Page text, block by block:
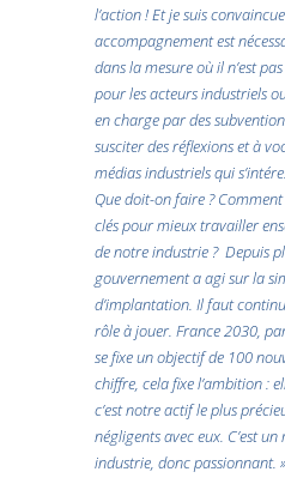
l’action ! Et je suis
accompagnement est
dans la mesure où il n’est
pour les acteurs industriels
en charge par des
susciter des réflexions et à
médias industriels qui
Que doit-on faire ?
clés pour mieux travailler
de notre industrie ? Depuis
gouvernement a agi sur la
d’implantation. Il faut
rôle à jouer. France 2030,
se fixe un objectif de 100
chiffre, cela fixe l’ambition :
c’est notre actif le plus
négligents avec eux. C’est
industrie, donc passionnant. »